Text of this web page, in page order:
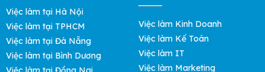
Việc làm tại Hà Nội
Việc làm tại TPHCM
Việc làm tại Đà Nẵng
Việc làm tại Bình Dương
Việc làm Kinh Doanh
Việc làm Kế Toán
Việc làm IT
Việc làm Marketing